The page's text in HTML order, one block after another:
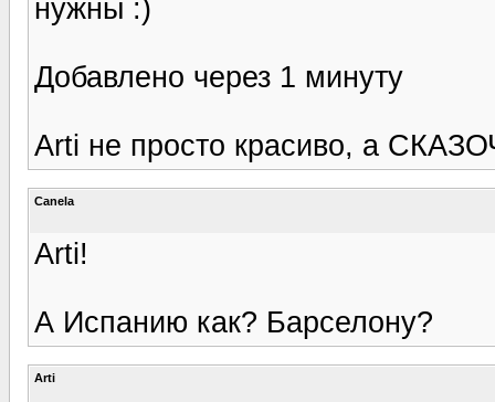
нужны :)
Добавлено через 1 минуту
Arti не просто красиво, а
Canela
Arti!
А Испанию как? Барселону?
Arti